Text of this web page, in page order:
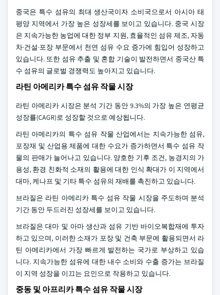
중국은 특수 섬유의 최대 생산국이자 소비국으로서 아시아 태
평양 지역에서 가장 높은 성장세를 보이고 있습니다. 중국 시장
은 지속가능한 농업에 대한 정부 지원, 효율적인 섬유 제조, 자동
차·건설·포장 부문에서 천연 섬유 수요 증가에 힘입어 성장하고
있습니다. 또한 섬유 추출 및 혼합 기술이 발전하면서 중국산 특
수 섬유의 글로벌 경쟁력도 높아지고 있습니다.
라틴 아메리카 특수 섬유 작물 시장
라틴 아메리카 시장은 분석 기간 동안 9.3%의 가장 높은 연평균
성장률(CAGR)로 성장할 것으로 예상됩니다.
라틴 아메리카의 특수 섬유 작물 산업에서는 지속가능한 섬유,
포장재 및 산업용 제품에 대한 수요가 증가하면서 특수 섬유 작
물의 판매가 늘어나고 있습니다. 양호한 기후 조건, 농경지의 가
용성, 환경 친화적 소재의 활용에 대한 인식 확대가 이 지역에서
대마, 케나프 및 기타 특수 섬유의 재배를 촉진하고 있습니다.
브라질은 라틴 아메리카 특수 섬유 작물 시장을 주도하며 분석
기간 동안 두드러진 성장세를 보이고 있습니다.
브라질은 대마 및 아마 생산과 섬유 기반 바이오복합재에 투자
하고 있으며, 이러한 소재가 포장 및 건축 부문에 활용되면서 라
틴 아메리카에서 가장 빠르게 발전하는 국가로 부상하고 있습
니다. 지속가능한 섬유에 대한 내수 소비와 수출 증가는 브라질
이 지역 성장을 이끄는 요인으로 작용하고 있습니다.
중동 및 아프리카 특수 섬유 작물 시장